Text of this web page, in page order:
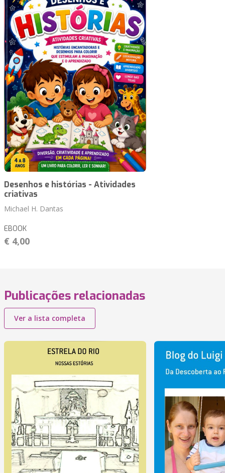
Desenhos e histórias - Atividades
criativas
Michael H. Dantas
EBOOK
€ 4,00
Publicações relacionadas
Ver a lista completa